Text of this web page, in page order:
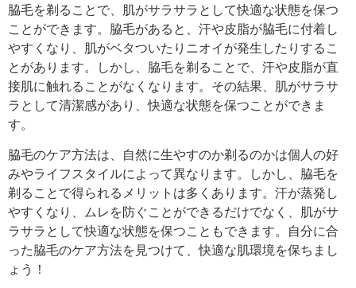
脇毛を剃ることで、肌がサラサラとして快適な状態を保つ
ことができます。脇毛があると、汗や皮脂が脇毛に付着し
やすくなり、肌がベタついたりニオイが発生したりするこ
とがあります。しかし、脇毛を剃ることで、汗や皮脂が直
接肌に触れることがなくなります。その結果、肌がサラサ
ラとして清潔感があり、快適な状態を保つことができま
す。
脇毛のケア方法は、自然に生やすのか剃るのかは個人の好
みやライフスタイルによって異なります。しかし、脇毛を
剃ることで得られるメリットは多くあります。汗が蒸発し
やすくなり、ムレを防ぐことができるだけでなく、肌がサ
ラサラとして快適な状態を保つこともできます。自分に合
った脇毛のケア方法を見つけて、快適な肌環境を保ちまし
ょう！